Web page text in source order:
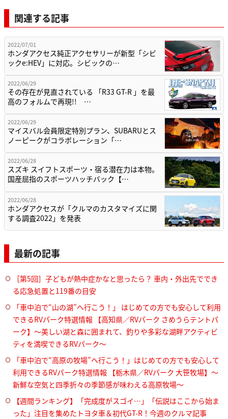
関連する記事
2022/07/01
ホンダアクセス純正アクセサリーが新型「シビ
ックe:HEV」に対応。シビックの…
2022/06/29
その存在が見直されている 「R33 GT-R 」を最
高のフォルムで再現!! …
2022/06/29
マイスバル会員限定特別プラン、SUBARUとス
ノーピークがコラボレーション「…
2022/06/28
スズキ スイフトスポーツ・宿る潜在力は本物。
国産屈指のスポーツハッチバック【…
2022/06/28
ホンダアクセスが「クルマのカスタマイズに関
する調査2022」を発表
最新の記事
［第5回］子どもが熱中症かなと思ったら？ 車内・外出先ででき
る応急処置と119番の目安
「車中泊で“山の湖”へ行こう！」 はじめての方でも安心して利用
できるRVパーク特選情報 【高知県／RVパーク さめうらテントパ
ーク】～美しい湖と森に囲まれて、釣りや多彩な湖畔アクティビ
ティを満喫できるRVパーク～
「車中泊で“高原の牧場”へ行こう！」はじめての方でも安心して
利用できるRVパーク特選情報 【栃木県／RVパーク 大笹牧場】～
新鮮な空気と四季折々の季節感が味わえる高原牧場～
【週間ランキング】「完成度がスゴイ…」「伝説はここから始ま
った」注目を集めたトヨタ車＆初代GT-R！今週のクルマ記事